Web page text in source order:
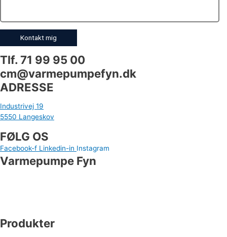
Tlf. 71 99 95 00
cm@varmepumpefyn.dk
ADRESSE
Industrivej 19
5550 Langeskov
FØLG OS
Facebook-f Linkedin-in Instagram
Varmepumpe Fyn
Produkter